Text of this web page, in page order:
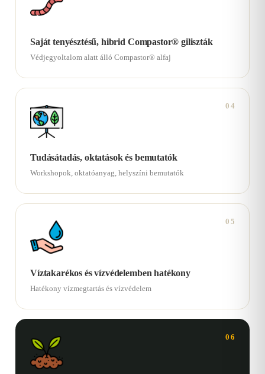
Saját tenyésztésű, hibrid Compastor® giliszták
Védjegyoltalom alatt álló Compastor® alfaj
04
Tudásátadás, oktatások és bemutatók
Workshopok, oktatóanyag, helyszíni bemutatók
05
Víztakarékos és vízvédelemben hatékony
Hatékony vízmegtartás és vízvédelem
06